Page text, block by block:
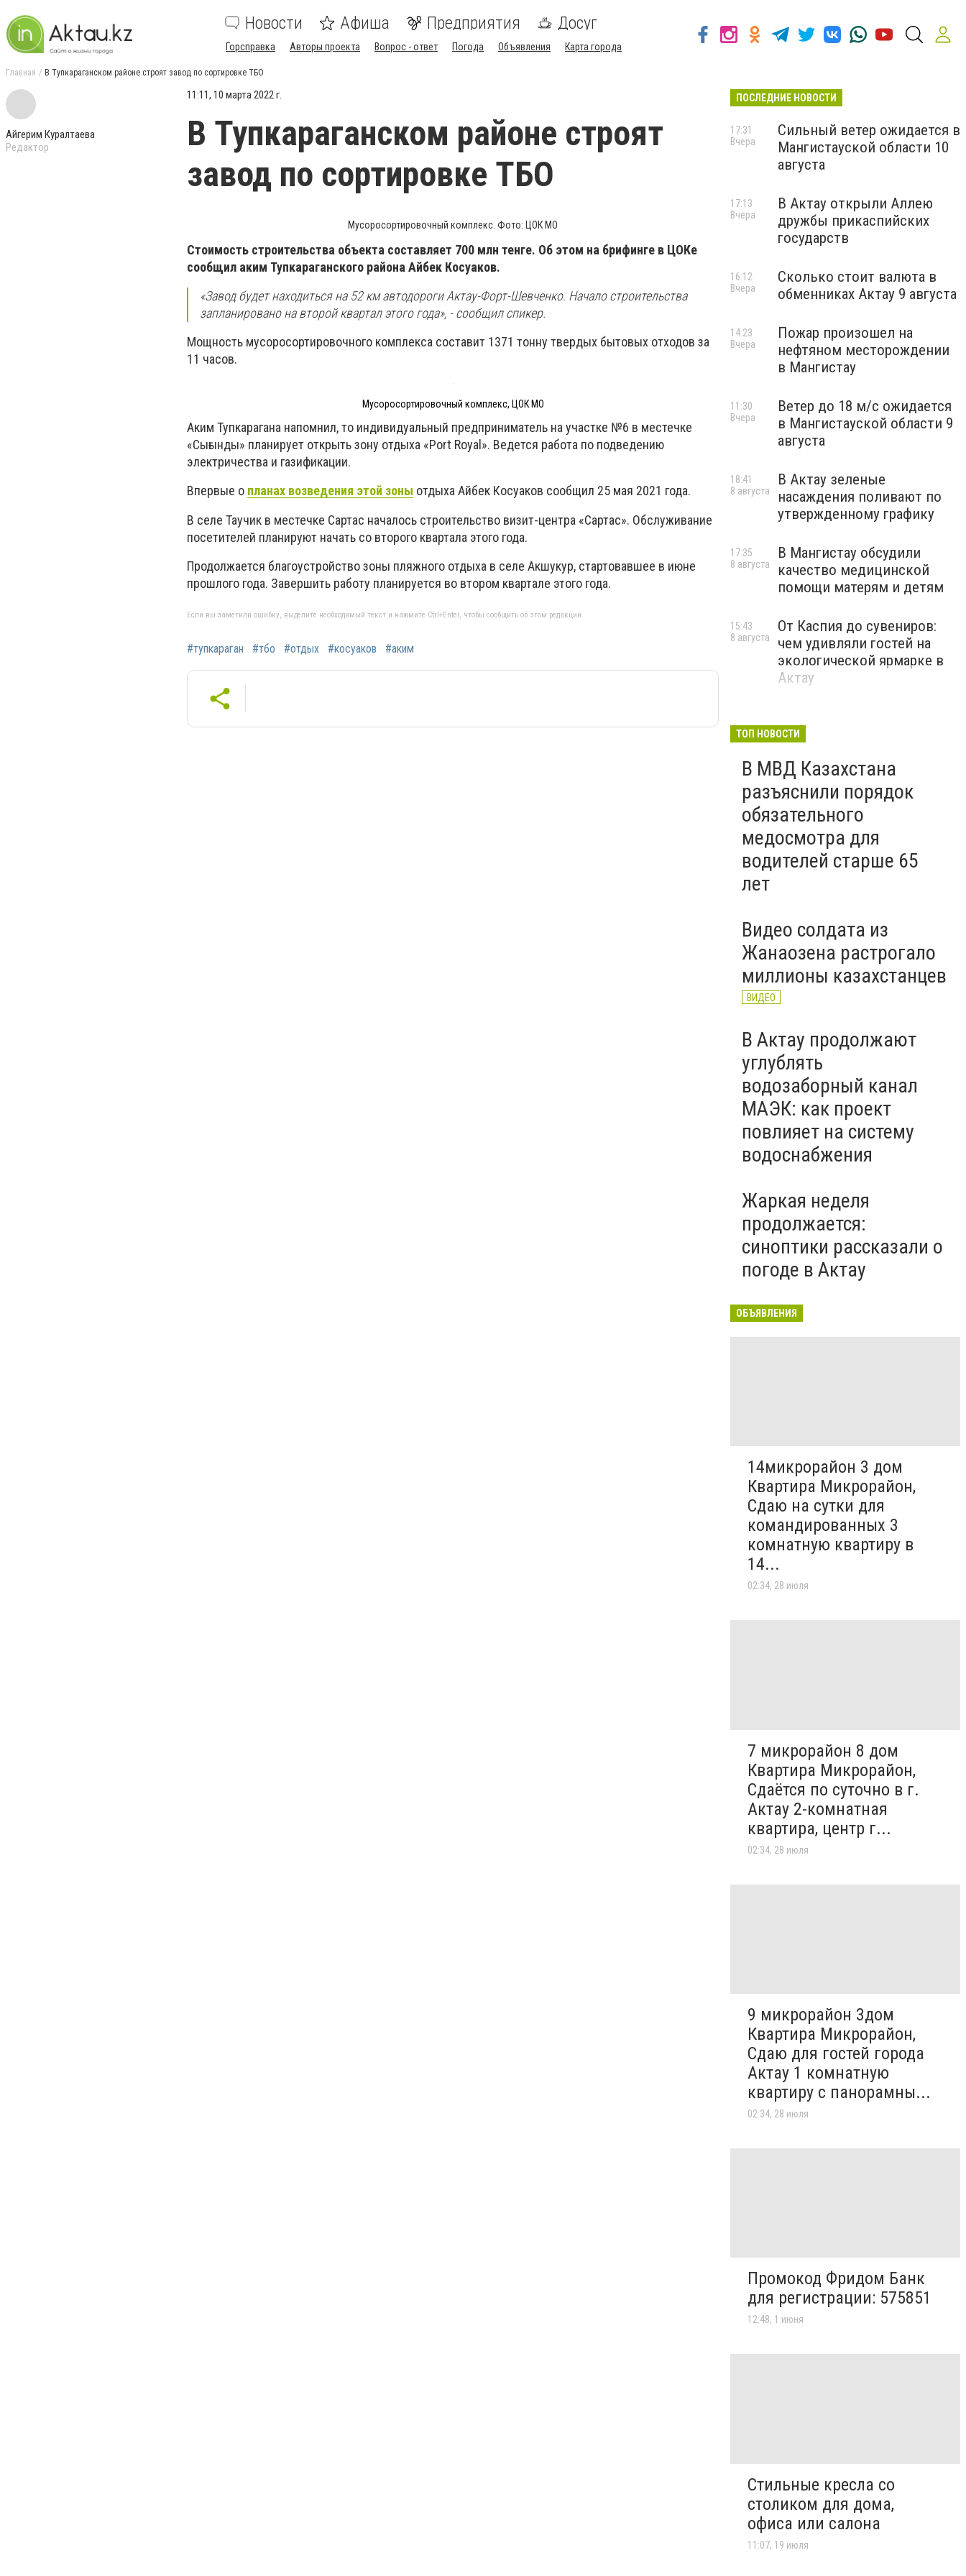
Новости Афиша Предприятия Досуг
Горсправка Авторы проекта Вопрос - ответ Погода Объявления Карта города
Главная В Тупкараганском районе строят завод по сортировке ТБО
Айгерим Куралтаева
Редактор
11:11, 10 марта 2022 г.
В Тупкараганском районе строят
завод по сортировке ТБО
Мусоросортировочный комплекс. Фото: ЦОК МО
Стоимость строительства объекта составляет 700 млн тенге. Об этом на брифинге в ЦОКе
сообщил аким Тупкараганского района Айбек Косуаков.
«Завод будет находиться на 52 км автодороги Актау-Форт-Шевченко. Начало строительства
запланировано на второй квартал этого года», - сообщил спикер.
Мощность мусоросортировочного комплекса составит 1371 тонну твердых бытовых отходов за
11 часов.
Мусоросортировочный комплекс, ЦОК МО
Аким Тупкарагана напомнил, то индивидуальный предприниматель на участке №6 в местечке
«Сығынды» планирует открыть зону отдыха «Port Royal». Ведется работа по подведению
электричества и газификации.
Впервые о планах возведения этой зоны отдыха Айбек Косуаков сообщил 25 мая 2021 года.
В селе Таучик в местечке Сартас началось строительство визит-центра «Сартас». Обслуживание
посетителей планируют начать со второго квартала этого года.
Продолжается благоустройство зоны пляжного отдыха в селе Акшукур, стартовавшее в июне
прошлого года. Завершить работу планируется во втором квартале этого года.
Если вы заметили ошибку, выделите необходимый текст и нажмите Ctrl+Enter, чтобы сообщить об этом редакции
#тупкараган #тбо #отдых #косуаков #аким
ПОСЛЕДНИЕ НОВОСТИ
Сильный ветер ожидается в
Мангистауской области 10
августа
17:31
Вчера
В Актау открыли Аллею
дружбы прикаспийских
государств
17:13
Вчера
Сколько стоит валюта в
обменниках Актау 9 августа
16:12
Вчера
Пожар произошел на
нефтяном месторождении
в Мангистау
14:23
Вчера
Ветер до 18 м/с ожидается
в Мангистауской области 9
августа
11:30
Вчера
В Актау зеленые
насаждения поливают по
утвержденному графику
18:41
8 августа
В Мангистау обсудили
качество медицинской
помощи матерям и детям
17:35
8 августа
От Каспия до сувениров:
чем удивляли гостей на
экологической ярмарке в
Актау
15:43
8 августа
ТОП НОВОСТИ
В МВД Казахстана
разъяснили порядок
обязательного
медосмотра для
водителей старше 65
лет
Видео солдата из
Жанаозена растрогало
миллионы казахстанцев
ВИДЕО
В Актау продолжают
углублять
водозаборный канал
МАЭК: как проект
повлияет на систему
водоснабжения
Жаркая неделя
продолжается:
синоптики рассказали о
погоде в Актау
ОБЪЯВЛЕНИЯ
14микрорайон 3 дом
Квартира Микрорайон,
Сдаю на сутки для
командированных 3
комнатную квартиру в
14...
02:34, 28 июля
7 микрорайон 8 дом
Квартира Микрорайон,
Сдаётся по суточно в г.
Актау 2-комнатная
квартира, центр г...
02:34, 28 июля
9 микрорайон 3дом
Квартира Микрорайон,
Сдаю для гостей города
Актау 1 комнатную
квартиру с панорамны...
02:34, 28 июля
Промокод Фридом Банк
для регистрации: 575851
12:48, 1 июня
Стильные кресла со
столиком для дома,
офиса или салона
11:07, 19 июля